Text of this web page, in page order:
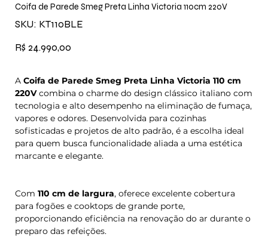
Coifa de Parede Smeg Preta Linha Victoria 110cm 220V
SKU: SKU
KT110BLE
KT110BLE
Preço
R$ 24.990,00
A Coifa de Parede Smeg Preta Linha Victoria 110 cm
220Vcombina o charme do design clássico italiano com
tecnologia e alto desempenho na eliminação de fumaça,
vapores e odores. Desenvolvida para cozinhas
sofisticadas e projetos de alto padrão, é a escolha ideal
para quem busca funcionalidade aliada a uma estética
marcante e elegante.
Com 110 cm de largura, oferece excelente cobertura
para fogões e cooktops de grande porte,
proporcionando eficiência na renovação do ar durante o
preparo das refeições.